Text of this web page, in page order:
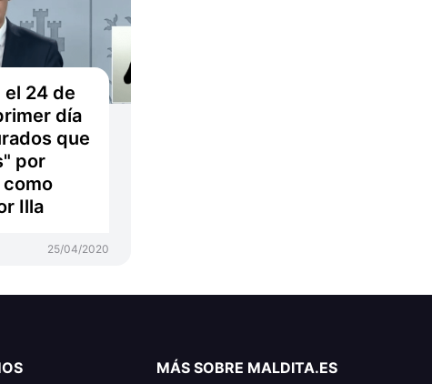
el 24 de
día
que
por
Illa
25/04/2020
MÁS SOBRE MALDITA.ES